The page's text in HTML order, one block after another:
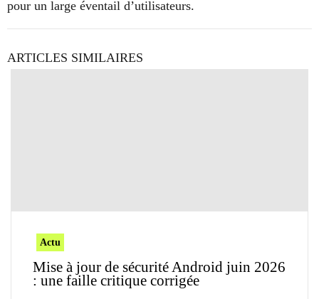
pour un large éventail d’utilisateurs.
ARTICLES SIMILAIRES
Actu
Mise à jour de sécurité Android juin 2026
: une faille critique corrigée